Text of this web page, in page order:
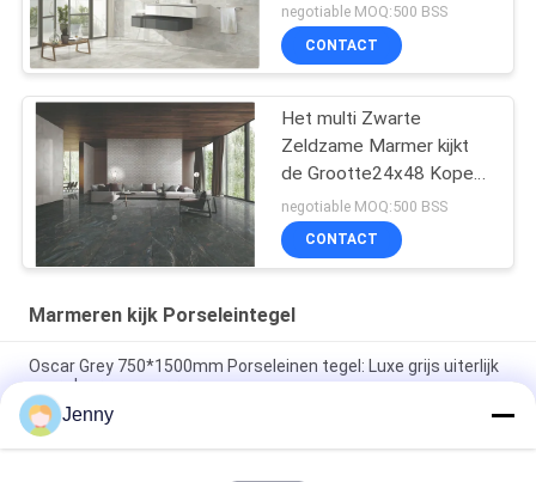
negotiable MOQ:500 BSS
CONTACT
Het multi Zwarte
Zeldzame Marmer kijkt
de Grootte24x48 Koper
Donamita van de
Porseleintegel
negotiable MOQ:500 BSS
CONTACT
Marmeren kijk Porseleintegel
Oscar Grey 750*1500mm Porseleinen tegel: Luxe grijs uiterlijk
voor vloeren en muren
Cloud Grey porseleinen tegel: 750*1500mm, 9,5mm dik,
marmeren afwerking
Jenny